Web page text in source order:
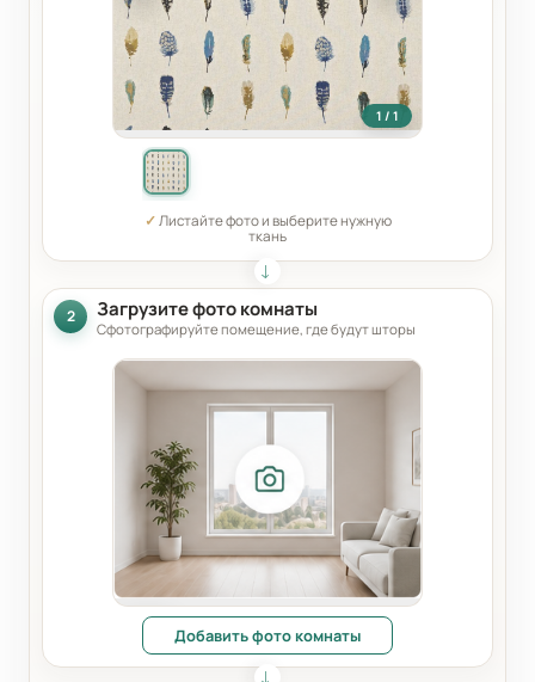
1 / 1
✓Листайте фото и выберите нужную
ткань
2 Загрузите фото комнаты
Сфотографируйте помещение, где будут шторы
Добавить фото комнаты